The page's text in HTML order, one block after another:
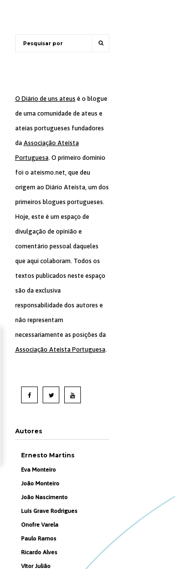
O Diário de uns ateus é o blogue
de uma comunidade de ateus e
ateias portugueses fundadores
da Associação Ateísta
Portuguesa. O primeiro domínio
foi o ateismo.net, que deu
origem ao Diário Ateísta, um dos
primeiros blogues portugueses.
Hoje, este é um espaço de
divulgação de opinião e
comentário pessoal daqueles
que aqui colaboram. Todos os
textos publicados neste espaço
são da exclusiva
responsabilidade dos autores e
não representam
necessariamente as posições da
Associação Ateísta Portuguesa.
Autores
Ernesto Martins
Eva Monteiro
João Monteiro
João Nascimento
Luís Grave Rodrigues
Onofre Varela
Paulo Ramos
Ricardo Alves
Vítor Julião